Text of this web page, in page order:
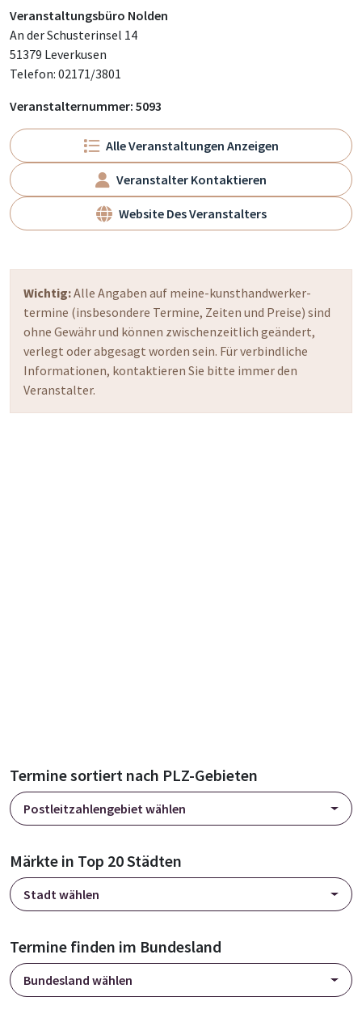
Veranstaltungsbüro Nolden
An der Schusterinsel 14
51379 Leverkusen
Telefon: 02171/3801
Veranstalternummer: 5093
Alle Veranstaltungen Anzeigen
Veranstalter Kontaktieren
Website Des Veranstalters
Wichtig:Alle Angaben auf meine-kunsthandwerker-
termine (insbesondere Termine, Zeiten und Preise) sind
ohne Gewähr und können zwischenzeitlich geändert,
verlegt oder abgesagt worden sein. Für verbindliche
Informationen, kontaktieren Sie bitte immer den
Veranstalter.
Termine sortiert nach PLZ-Gebieten
Postleitzahlengebiet wählen
Märkte in Top 20 Städten
Stadt wählen
Termine finden im Bundesland
Bundesland wählen